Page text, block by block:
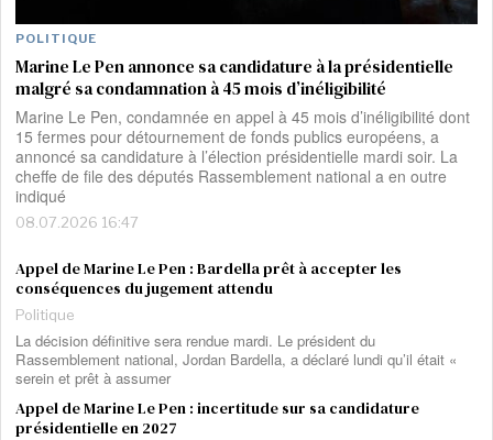
POLITIQUE
Marine Le Pen annonce sa candidature à la présidentielle
malgré sa condamnation à 45 mois d’inéligibilité
Marine Le Pen, condamnée en appel à 45 mois d’inéligibilité dont
15 fermes pour détournement de fonds publics européens, a
annoncé sa candidature à l’élection présidentielle mardi soir. La
cheffe de file des députés Rassemblement national a en outre
indiqué
08.07.2026 16:47
Appel de Marine Le Pen : Bardella prêt à accepter les
conséquences du jugement attendu
Politique
La décision définitive sera rendue mardi. Le président du
Rassemblement national, Jordan Bardella, a déclaré lundi qu’il était «
serein et prêt à assumer
Appel de Marine Le Pen : incertitude sur sa candidature
présidentielle en 2027